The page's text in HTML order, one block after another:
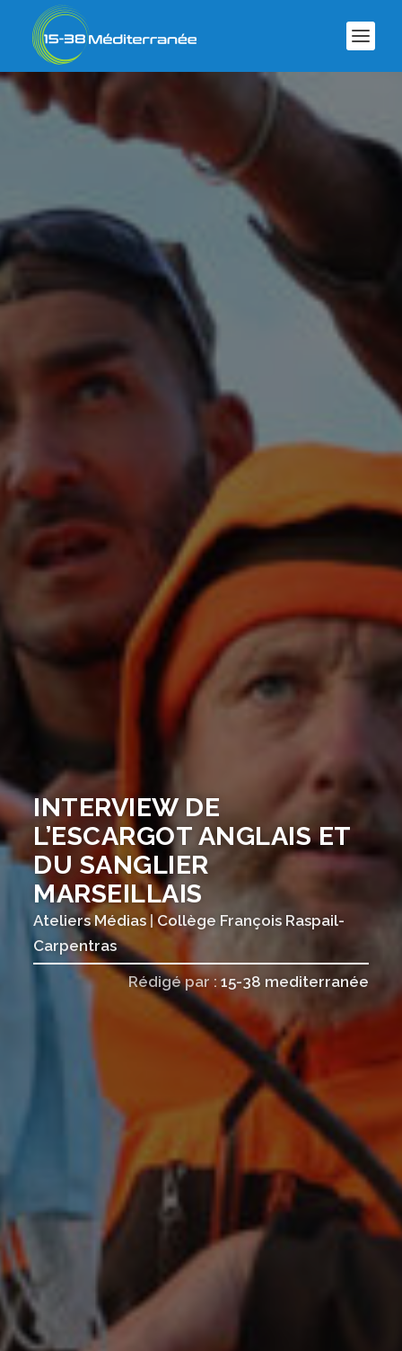
INTERVIEW DE
L’ESCARGOT ANGLAIS ET
DU SANGLIER
MARSEILLAIS
Ateliers Médias |Collège François Raspail-
Carpentras
Rédigé par :15-38 mediterranée